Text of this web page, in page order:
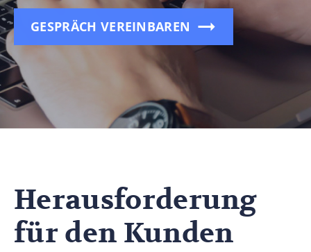
GESPRÄCH VEREINBAREN
Herausforderung
für den Kunden